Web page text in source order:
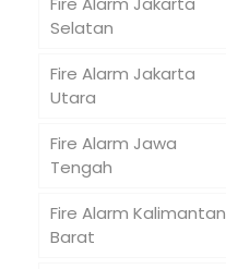
Selatan
Fire Alarm Jakarta
Utara
Fire Alarm Jawa
Tengah
Fire Alarm Kalimantan
Barat